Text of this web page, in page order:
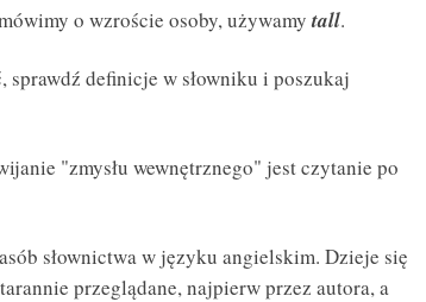
o wzroście osoby, używamytall.
sprawdź definicje w słowniku i poszukaj
"zmysłu wewnętrznego" jest czytanie po
słownictwa w języku angielskim. Dzieje się
przeglądane, najpierw przez autora, a